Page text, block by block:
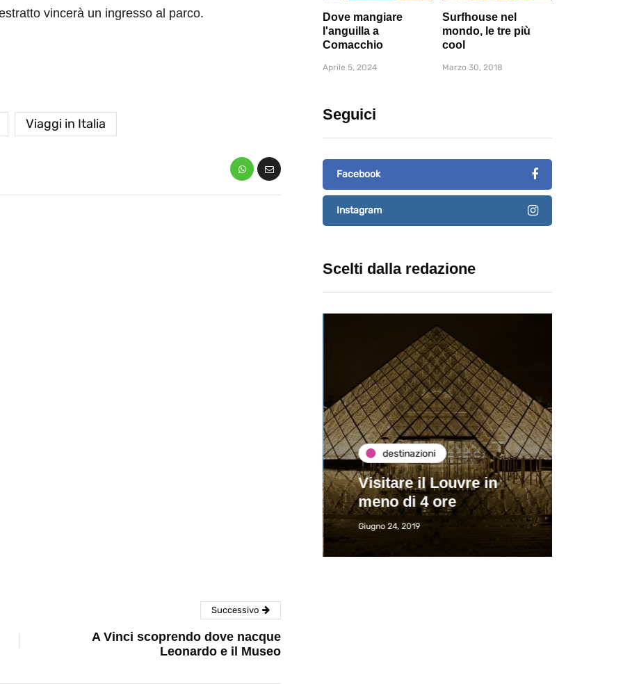
vincerà un ingresso al parco.
Viaggi in Italia
Dove mangiare
l'anguilla a
Comacchio
Aprile 5, 2024
Surfhouse nel
mondo, le tre più
cool
Marzo 30, 2018
Seguici
Facebook
Instagram
Scelti dalla redazione
destinazioni
Visitare il Louvre in
meno di 4 ore
Giugno 24, 2019
Successivo
A Vinci scoprendo dove nacque
Leonardo e il Museo